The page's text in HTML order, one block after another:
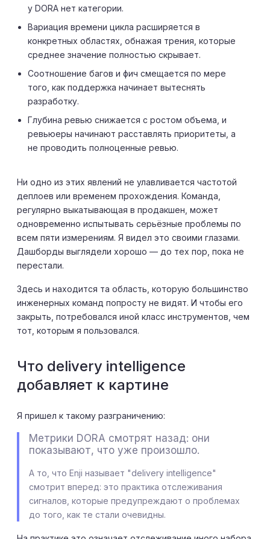
у DORA нет категории.
Вариация времени цикла расширяется в
конкретных областях, обнажая трения, которые
среднее значение полностью скрывает.
Соотношение багов и фич смещается по мере
того, как поддержка начинает вытеснять
разработку.
Глубина ревью снижается с ростом объема, и
ревьюеры начинают расставлять приоритеты, а
не проводить полноценные ревью.
Ни одно из этих явлений не улавливается частотой
деплоев или временем прохождения. Команда,
регулярно выкатывающая в продакшен, может
одновременно испытывать серьёзные проблемы по
всем пяти измерениям. Я видел это своими глазами.
Дашборды выглядели хорошо — до тех пор, пока не
перестали.
Здесь и находится та область, которую большинство
инженерных команд попросту не видят. И чтобы его
закрыть, потребовался иной класс инструментов, чем
тот, которым я пользовался.
Что delivery intelligence
добавляет к картине
Я пришел к такому разграничению:
Метрики DORA смотрят назад: они
показывают, что уже произошло.
А то, что Enji называет "delivery intelligence"
смотрит вперед: это практика отслеживания
сигналов, которые предупреждают о проблемах
до того, как те стали очевидны.